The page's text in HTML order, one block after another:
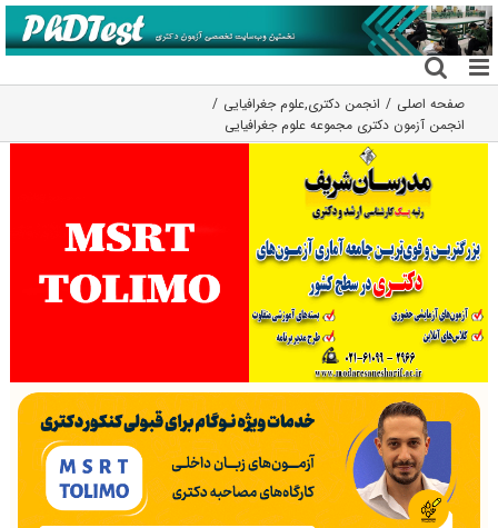
رفتن
به
محتوا
صفحه اصلی انجمن دکتری,علوم جغرافیایی
انجمن آزمون دکتری مجموعه علوم جغرافیایی